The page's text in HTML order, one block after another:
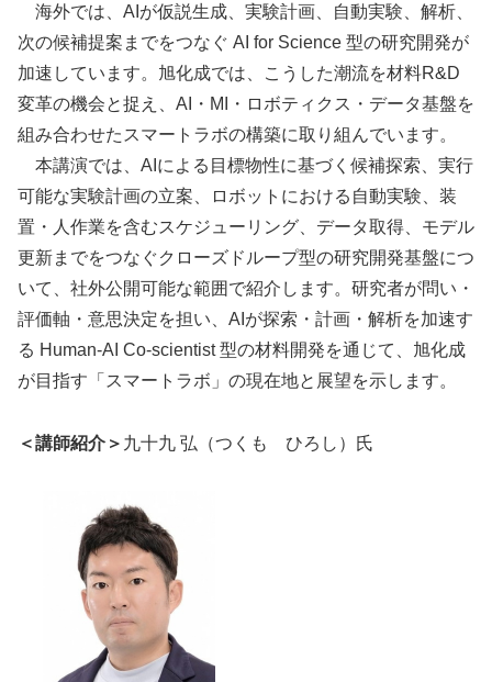
海外では、AIが仮説生成、実験計画、自動実験、解析、
次の候補提案までをつなぐ AI for Science 型の研究開発が
加速しています。旭化成では、こうした潮流を材料R&D
変革の機会と捉え、AI・MI・ロボティクス・データ基盤を
組み合わせたスマートラボの構築に取り組んでいます。
本講演では、AIによる目標物性に基づく候補探索、実行
可能な実験計画の立案、ロボットにおける自動実験、装
置・人作業を含むスケジューリング、データ取得、モデル
更新までをつなぐクローズドループ型の研究開発基盤につ
いて、社外公開可能な範囲で紹介します。研究者が問い・
評価軸・意思決定を担い、AIが探索・計画・解析を加速す
る Human-AI Co-scientist 型の材料開発を通じて、旭化成
が目指す「スマートラボ」の現在地と展望を示します。
＜講師紹介＞ 九十九 弘（つくも ひろし）氏